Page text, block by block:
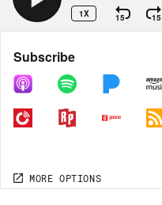
1X 15 15
Share
COPY LINK
MORE OPTIONS
Subscribe
MORE OPTIONS